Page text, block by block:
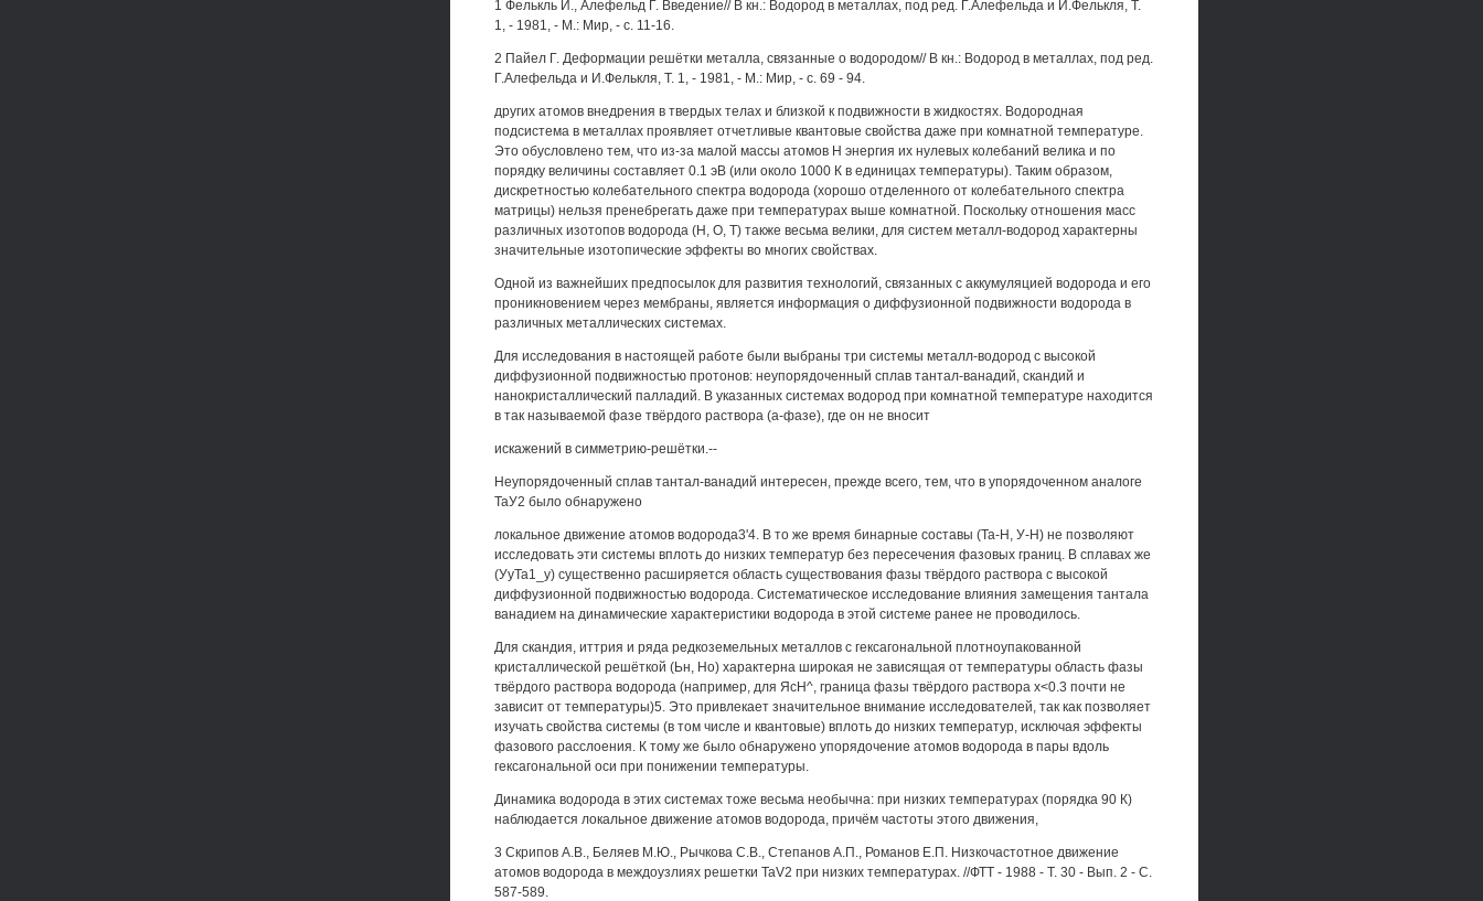
1 Фелькль И., Алефельд Г. Введение// В кн.: Водород в металлах, под ред. Г.Алефельда и И.Фелькля, Т.
1, - 1981, - М.: Мир, - с. 11-16.
2 Пайел Г. Деформации решётки металла, связанные о водородом// В кн.: Водород в металлах, под ред.
Г.Алефельда и И.Фелькля, Т. 1, - 1981, - М.: Мир, - с. 69 - 94.
других атомов внедрения в твердых телах и близкой к подвижности в жидкостях. Водородная
подсистема в металлах проявляет отчетливые квантовые свойства даже при комнатной температуре.
Это обусловлено тем, что из-за малой массы атомов Н энергия их нулевых колебаний велика и по
порядку величины составляет 0.1 эВ (или около 1000 К в единицах температуры). Таким образом,
дискретностью колебательного спектра водорода (хорошо отделенного от колебательного спектра
матрицы) нельзя пренебрегать даже при температурах выше комнатной. Поскольку отношения масс
различных изотопов водорода (Н, О, Т) также весьма велики, для систем металл-водород характерны
значительные изотопические эффекты во многих свойствах.
Одной из важнейших предпосылок для развития технологий, связанных с аккумуляцией водорода и его
проникновением через мембраны, является информация о диффузионной подвижности водорода в
различных металлических системах.
Для исследования в настоящей работе были выбраны три системы металл-водород с высокой
диффузионной подвижностью протонов: неупорядоченный сплав тантал-ванадий, скандий и
нанокристаллический палладий. В указанных системах водород при комнатной температуре находится
в так называемой фазе твёрдого раствора (а-фазе), где он не вносит
искажений в симметрию-решётки.--
Неупорядоченный сплав тантал-ванадий интересен, прежде всего, тем, что в упорядоченном аналоге
ТаУ2 было обнаружено
локальное движение атомов водорода3'4. В то же время бинарные составы (Та-Н, У-Н) не позволяют
исследовать эти системы вплоть до низких температур без пересечения фазовых границ. В сплавах же
(УуТа1_у) существенно расширяется область существования фазы твёрдого раствора с высокой
диффузионной подвижностью водорода. Систематическое исследование влияния замещения тантала
ванадием на динамические характеристики водорода в этой системе ранее не проводилось.
Для скандия, иттрия и ряда редкоземельных металлов с гексагональной плотноупакованной
кристаллической решёткой (Ьн, Но) характерна широкая не зависящая от температуры область фазы
твёрдого раствора водорода (например, для ЯсН^, граница фазы твёрдого раствора х<0.3 почти не
зависит от температуры)5. Это привлекает значительное внимание исследователей, так как позволяет
изучать свойства системы (в том числе и квантовые) вплоть до низких температур, исключая эффекты
фазового расслоения. К тому же было обнаружено упорядочение атомов водорода в пары вдоль
гексагональной оси при понижении температуры.
Динамика водорода в этих системах тоже весьма необычна: при низких температурах (порядка 90 К)
наблюдается локальное движение атомов водорода, причём частоты этого движения,
3 Скрипов А.В., Беляев М.Ю., Рычкова С.В., Степанов А.П., Романов Е.П. Низкочастотное движение
атомов водорода в междоузлиях решетки TaV2 при низких температурах. //ФТТ - 1988 - Т. 30 - Вып. 2 - С.
587-589.